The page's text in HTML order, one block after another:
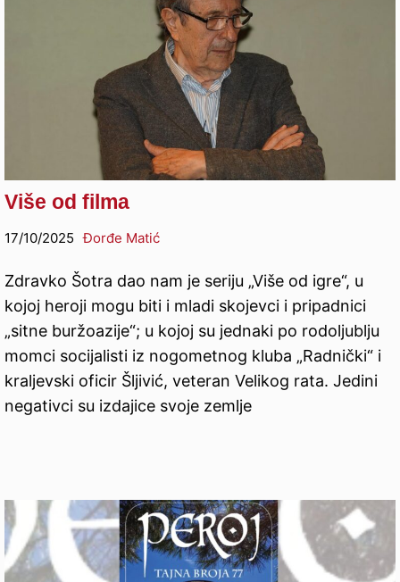
Više od filma
17/10/2025 Đorđe Matić
Zdravko Šotra dao nam je seriju „Više od igre“, u
kojoj heroji mogu biti i mladi skojevci i pripadnici
„sitne buržoazije“; u kojoj su jednaki po rodoljublju
momci socijalisti iz nogometnog kluba „Radnički“ i
kraljevski oficir Šljivić, veteran Velikog rata. Jedini
negativci su izdajice svoje zemlje